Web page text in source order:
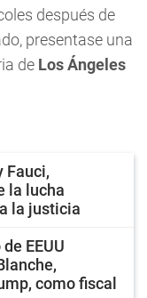
después de
presentase una
de Los Ángeles
Fauci,
la lucha
la justicia
EEUU
como fiscal